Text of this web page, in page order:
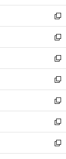
開
く
ウ
で
開
く
ン
ド
ウ
で
開
く
ウ
ィ
ン
ド
ウ
で
開
く
新
し
い
ウ
ィ
ン
ド
ウ
で
開
く
新
し
い
ウ
ィ
ン
ド
ウ
で
開
く
新
し
い
ウ
ィ
ン
ド
ウ
で
開
新
し
い
ウ
ィ
ン
ド
ウ
新
し
い
ウ
ィ
ン
新
し
い
ウ
新
し